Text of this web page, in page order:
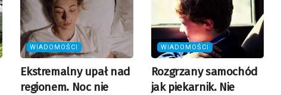
WIADOMOŚCI
Ekstremalny upał nad
regionem. Noc nie
WIADOMOŚCI
Rozgrzany samochód
jak piekarnik. Nie